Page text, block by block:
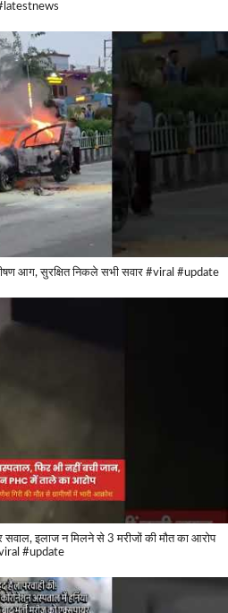
भीषण आग, सुरक्षित निकले सभी सवार #viral #update
सवाल, इलाज न मिलने से 3 मरीजों की मौत का आरोप
#update